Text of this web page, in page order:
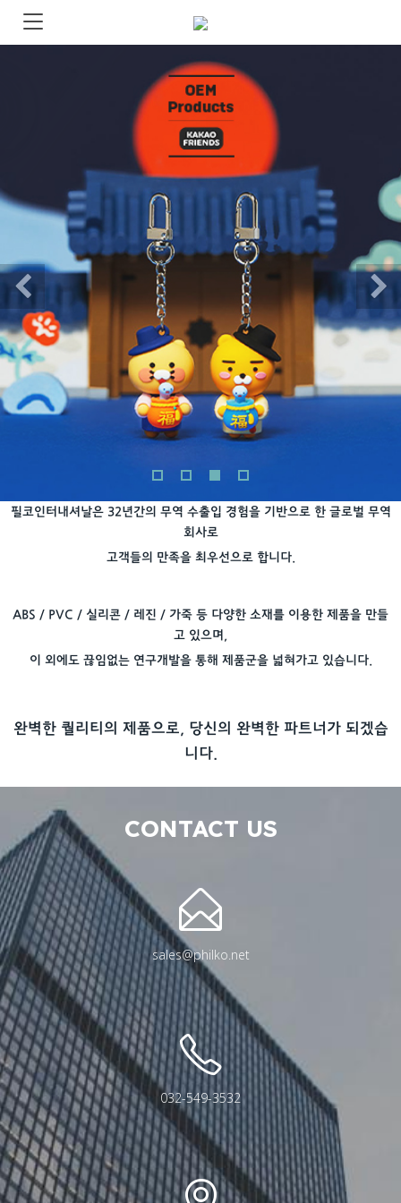
Previous
필코인터내셔날은 32년간의 무역 수출입 경험을 기반으로 한 글로벌 무역
회사로
고객들의 만족을 최우선으로 합니다.
ABS / PVC / 실리콘 / 레진 / 가죽 등 다양한 소재를 이용한 제품을 만들
고 있으며,
이 외에도 끊임없는 연구개발을 통해 제품군을 넓혀가고 있습니다.
완벽한 퀄리티의 제품으로, 당신의 완벽한 파트너가 되겠습
니다.
CONTACT US
sales@philko.net
032-549-3532